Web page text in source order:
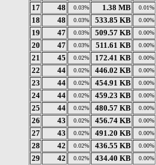
17 48 0.03% 1.38 MB 0.01%
18 48 0.03% 533.85 KB 0.00%
19 47 0.03% 509.57 KB 0.00%
20 47 0.03% 511.61 KB 0.00%
21 45 0.02% 172.41 KB 0.00%
22 44 0.02% 446.02 KB 0.00%
23 44 0.02% 454.91 KB 0.00%
24 44 0.02% 459.23 KB 0.00%
25 44 0.02% 480.57 KB 0.00%
26 43 0.02% 456.74 KB 0.00%
27 43 0.02% 491.20 KB 0.00%
28 42 0.02% 436.55 KB 0.00%
29 42 0.02% 434.40 KB 0.00%